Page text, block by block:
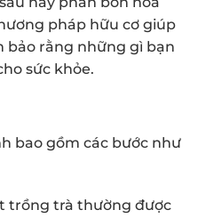
pháp hữu cơ giúp
bảo rằng những gì bạn
sức khỏe.
bao gồm các bước như
trồng trà thường được